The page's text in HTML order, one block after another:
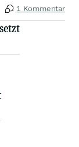
1 Kommentar